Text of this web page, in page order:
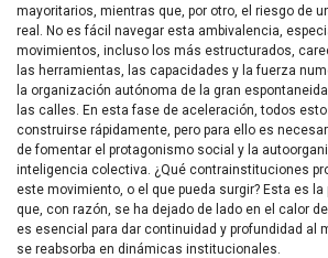
mayoritarios, mientras que, por otro, el riesgo de
real. No es fácil navegar esta ambivalencia,
movimientos, incluso los más estructurados,
las herramientas, las capacidades y la fuerza
la organización autónoma de la gran
las calles. En esta fase de aceleración, todos
construirse rápidamente, pero para ello es
de fomentar el protagonismo social y la
inteligencia colectiva. ¿Qué contrainstituciones
este movimiento, o el que pueda surgir? Esta es
que, con razón, se ha dejado de lado en el calor
es esencial para dar continuidad y profundidad al
se reabsorba en dinámicas institucionales.